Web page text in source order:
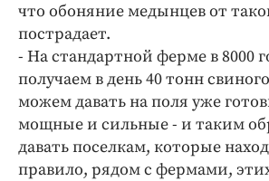
что обоняние медынцев от
пострадает.
- На стандартной ферме в 8000
получаем в день 40 тонн
можем давать на поля уже
мощные и сильные - и таким
давать поселкам, которые
правило, рядом с фермами,